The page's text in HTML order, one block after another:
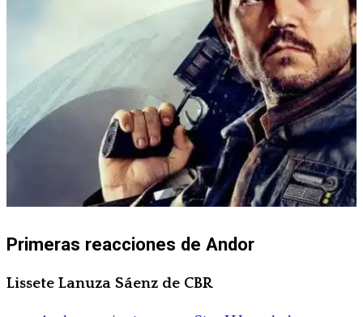
Primeras reacciones de Andor
Lissete Lanuza Sáenz de CBR